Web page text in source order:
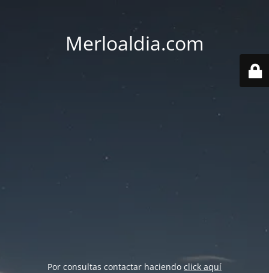
Merloaldia.com
Por consultas contactar haciendo click aquí